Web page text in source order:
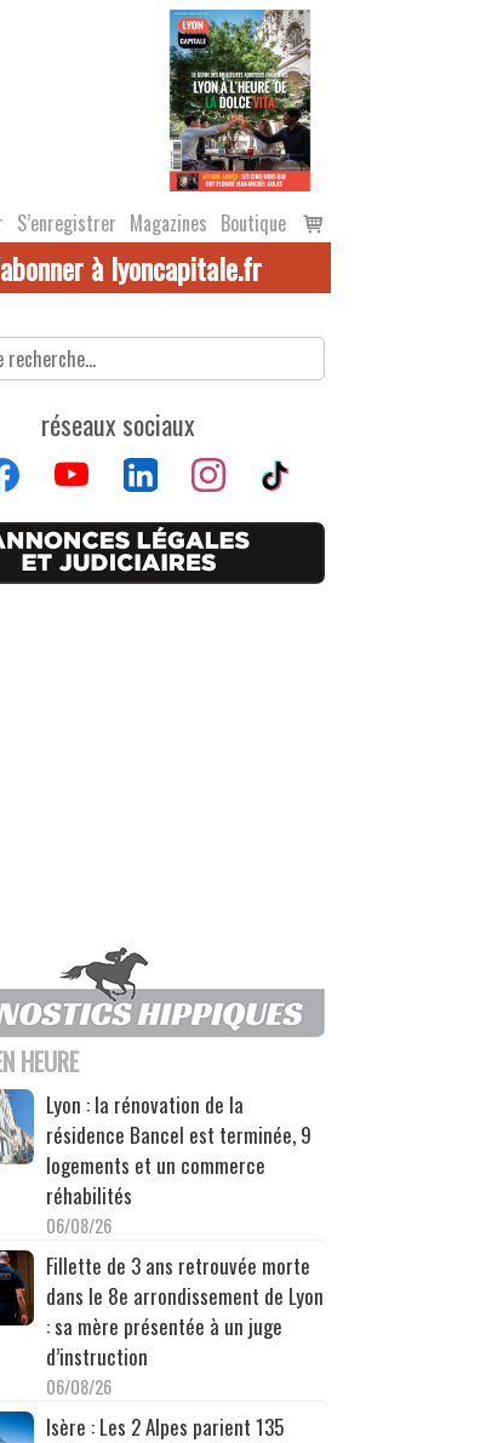
S’enregistrer Magazines Boutique
Voir
le
à lyoncapitale.fr
réseaux sociaux
HEURE
Lyon : la rénovation de la
résidence Bancel est terminée, 9
logements et un commerce
réhabilités
06/08/26
Fillette de 3 ans retrouvée morte
dans le 8e arrondissement de Lyon
: sa mère présentée à un juge
d’instruction
06/08/26
Isère : Les 2 Alpes parient 135